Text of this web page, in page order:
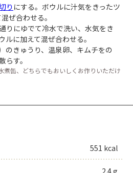
り にする。ボウルに汁気をきったツ
ぜ合わせる。
りにゆでて冷水で洗い、水気をき
ルに加えて混ぜ合わせる。
のきゅうり、温泉卵、キムチをの
らす。
煮缶、どちらでもおいしくお作りいただけ
551 kcal
2.4 g